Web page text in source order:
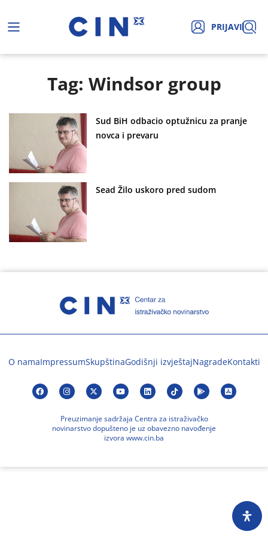
PRIJAVI
Tag: Windsor group
Sud BiH odbacio optužnicu za pranje
novca i prevaru
Sead Žilo uskoro pred sudom
O namaImpressumSkupštinaGodišnji izvještajNagradeKontakti
Preuzimanje sadržaja Centra za istraživačko
novinarstvo dopušteno je uz obavezno navođenje
izvora www.cin.ba